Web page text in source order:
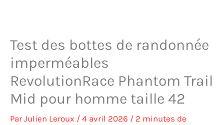
Test des bottes de randonnée
imperméables
RevolutionRace Phantom Trail
Mid pour homme taille 42
ParJulien Leroux / 4 avril 2026 / 2 minutes de